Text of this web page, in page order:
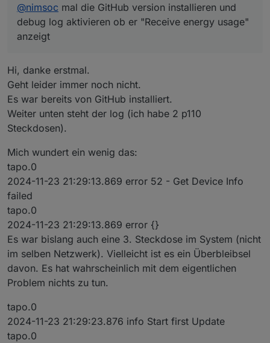
@nimsoc mal die GitHub version installieren und
debug log aktivieren ob er "Receive energy usage"
anzeigt
Hi, danke erstmal.
Geht leider immer noch nicht.
Es war bereits von GitHub installiert.
Weiter unten steht der log (ich habe 2 p110
Steckdosen).
Mich wundert ein wenig das:
tapo.0
2024-11-23 21:29:13.869 error 52 - Get Device Info
failed
tapo.0
2024-11-23 21:29:13.869 error {}
Es war bislang auch eine 3. Steckdose im System (nicht
im selben Netzwerk). Vielleicht ist es ein Überbleibsel
davon. Es hat wahrscheinlich mit dem eigentlichen
Problem nichts zu tun.
tapo.0
2024-11-23 21:29:23.876 info Start first Update
tapo.0